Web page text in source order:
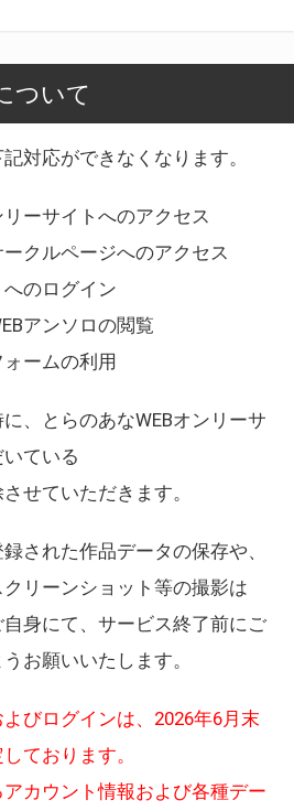
ついて
対応ができなくなります。
リーサイトへのアクセス
クルページへのアクセス
へのログイン
アンソロの閲覧
ームの利用
、とらのあなWEBオンリーサ
ている
せていただきます。
された作品データの保存や、
リーンショット等の撮影は
身にて、サービス終了前にご
お願いいたします。
びログインは、2026年6月末
ております。
カウント情報および各種デー